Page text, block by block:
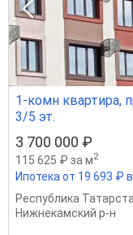
1-комн квартира,
3/5 эт.
3 700 000 ₽
115 625 ₽ за м2
Ипотека от 19 693 ₽
Республика
Нижнекамский р-н